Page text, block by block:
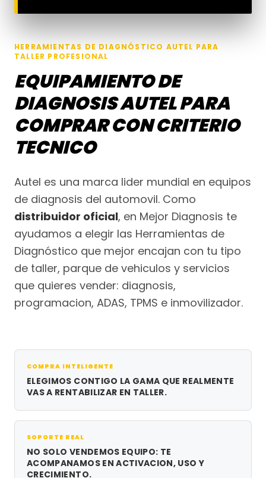
HERRAMIENTAS DE DIAGNÓSTICO AUTEL PARA
TALLER PROFESIONAL
EQUIPAMIENTO DE
DIAGNOSIS AUTEL PARA
COMPRAR CON CRITERIO
TECNICO
Autel es una marca lider mundial en equipos
de diagnosis del automovil. Como
distribuidor oficial, en Mejor Diagnosis te
ayudamos a elegir las Herramientas de
Diagnóstico que mejor encajan con tu tipo
de taller, parque de vehiculos y servicios
que quieres vender: diagnosis,
programacion, ADAS, TPMS e inmovilizador.
COMPRA INTELIGENTE
ELEGIMOS CONTIGO LA GAMA QUE REALMENTE
VAS A RENTABILIZAR EN TALLER.
SOPORTE REAL
NO SOLO VENDEMOS EQUIPO: TE
ACOMPANAMOS EN ACTIVACION, USO Y
CRECIMIENTO.